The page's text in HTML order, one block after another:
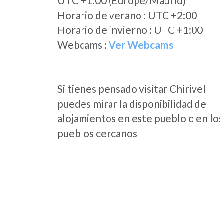
Horario de verano : UTC +2:00
Horario de invierno : UTC +1:00
Webcams : Ver Webcams
Si tienes pensado visitar Chirivel
puedes mirar la disponibilidad de
alojamientos en este pueblo o en
pueblos cercanos